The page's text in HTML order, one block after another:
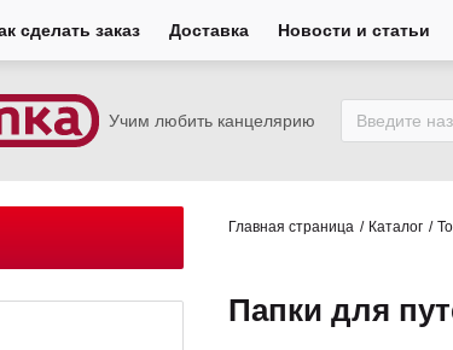
сделать заказ Доставка Новости и статьи
Учим любить канцелярию
Главная страница Каталог
Папки для